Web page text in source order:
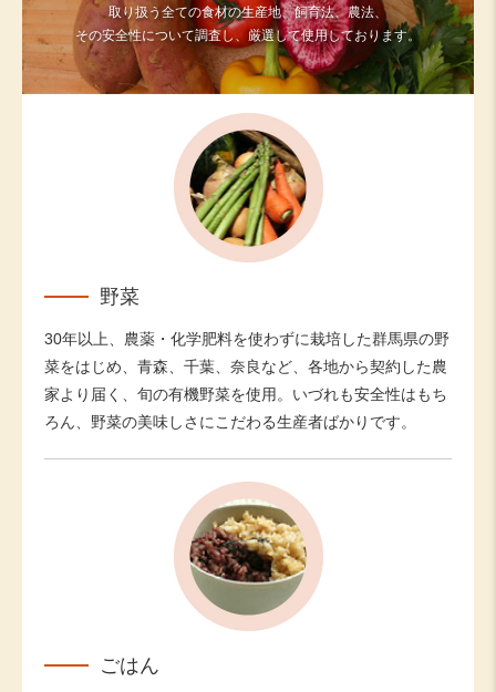
取り扱う全ての食材の生産地、飼育法、農法、
その安全性について調査し、厳選して使用しております。
野菜
30年以上、農薬・化学肥料を使わずに栽培した群馬県の野
菜をはじめ、青森、千葉、奈良など、各地から契約した農
家より届く、旬の有機野菜を使用。いづれも安全性はもち
ろん、野菜の美味しさにこだわる生産者ばかりです。
ごはん